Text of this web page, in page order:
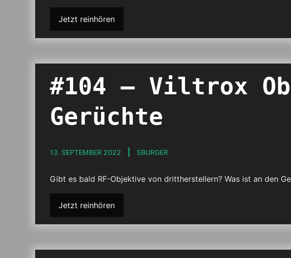
Jetzt reinhören
#104 – Viltrox
Gerüchte
13. SEPTEMBER 2022 SBURGER
Gibt es bald RF-Objektive von drittherstellern? Was ist an den
Jetzt reinhören